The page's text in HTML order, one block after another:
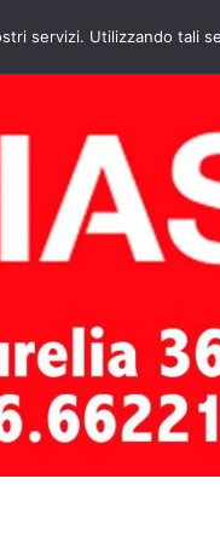
servizi. Utilizzando tali